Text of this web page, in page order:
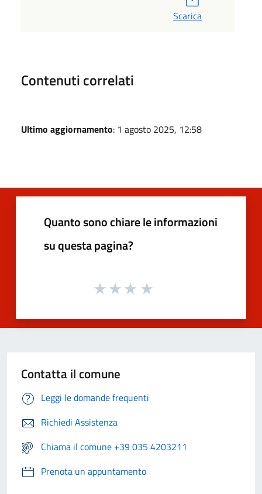
Scarica
Contenuti correlati
Ultimo aggiornamento: 1 agosto 2025, 12:58
Quanto sono chiare le informazioni
su questa pagina?
Contatta il comune
Leggi le domande frequenti
Richiedi Assistenza
Chiama il comune +39 035 4203211
Prenota un appuntamento